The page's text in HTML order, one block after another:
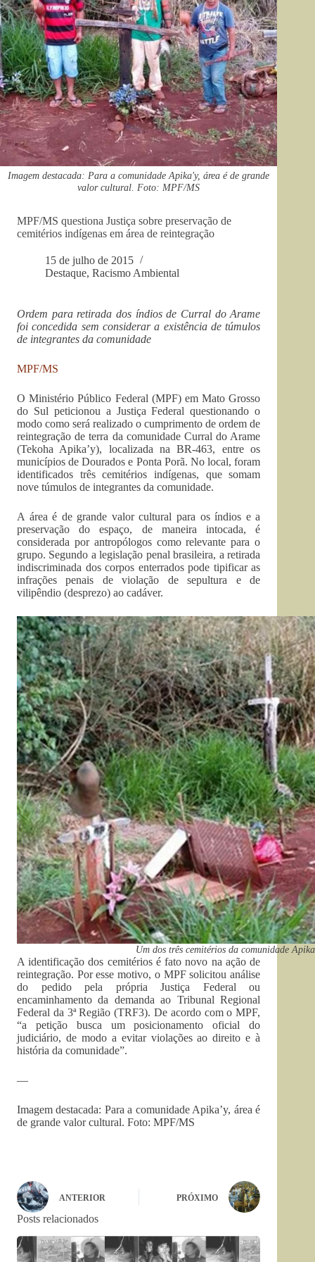
Imagem destacada: Para a comunidade Apika'y, área é de grande
valor cultural. Foto: MPF/MS
MPF/MS questiona Justiça sobre preservação de
cemitérios indígenas em área de reintegração
15 de julho de 2015
Destaque, Racismo Ambiental
Ordem para retirada dos índios de Curral do Arame
foi concedida sem considerar a existência de túmulos
de integrantes da comunidade
MPF/MS
O Ministério Público Federal (MPF) em Mato Grosso
do Sul peticionou a Justiça Federal questionando o
modo como será realizado o cumprimento de ordem de
reintegração de terra da comunidade Curral do Arame
(Tekoha Apika’y), localizada na BR-463, entre os
municípios de Dourados e Ponta Porã. No local, foram
identificados três cemitérios indígenas, que somam
nove túmulos de integrantes da comunidade.
A área é de grande valor cultural para os índios e a
preservação do espaço, de maneira intocada, é
considerada por antropólogos como relevante para o
grupo. Segundo a legislação penal brasileira, a retirada
indiscriminada dos corpos enterrados pode tipificar as
infrações penais de violação de sepultura e de
vilipêndio (desprezo) ao cadáver.
Um dos três cemitérios da comunidade
A identificação dos cemitérios é fato novo na ação de
reintegração. Por esse motivo, o MPF solicitou análise
do pedido pela própria Justiça Federal ou
encaminhamento da demanda ao Tribunal Regional
Federal da 3ª Região (TRF3). De acordo com o MPF,
“a petição busca um posicionamento oficial do
judiciário, de modo a evitar violações ao direito e à
história da comunidade”.
—
Imagem destacada: Para a comunidade Apika’y, área é
de grande valor cultural. Foto: MPF/MS
ANTERIOR PRÓXIMO
Posts relacionados